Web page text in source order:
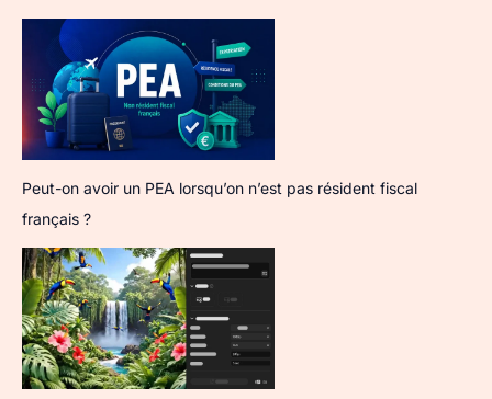
Peut-on avoir un PEA lorsqu’on n’est pas résident fiscal
français ?